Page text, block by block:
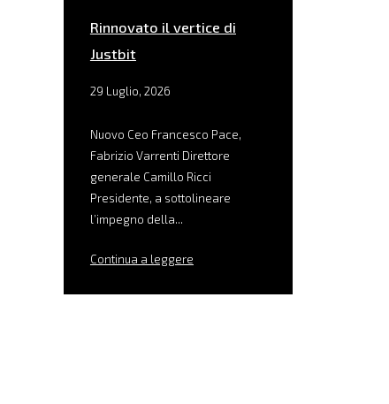
Rinnovato il vertice di
Justbit
29 Luglio, 2026
Nuovo Ceo Francesco Pace,
Fabrizio Varrenti Direttore
generale Camillo Ricci
Presidente, a sottolineare
l’impegno della...
Continua a leggere